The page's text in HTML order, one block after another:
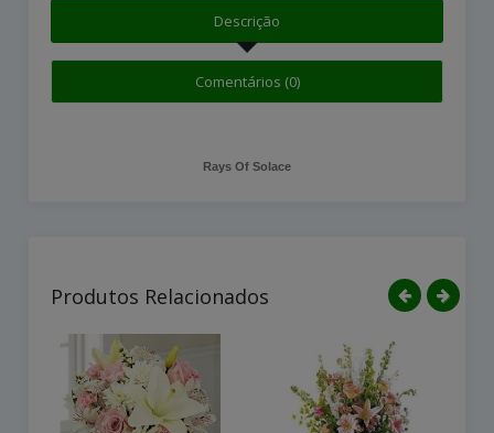
Descrição
Comentários (0)
Rays Of Solace
Produtos Relacionados